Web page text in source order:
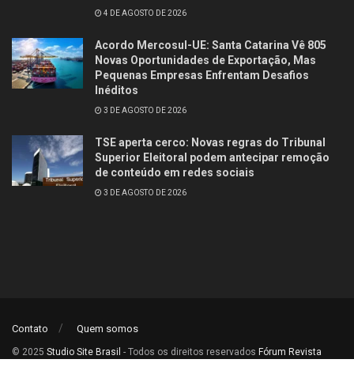
4 DE AGOSTO DE 2026
Acordo Mercosul-UE: Santa Catarina Vê 805
Novas Oportunidades de Exportação, Mas
Pequenas Empresas Enfrentam Desafios
Inéditos
3 DE AGOSTO DE 2026
TSE aperta cerco: Novas regras do Tribunal
Superior Eleitoral podem antecipar remoção
de conteúdo em redes sociais
3 DE AGOSTO DE 2026
Contato Quem somos
© 2025 Studio Site Brasil - Todos os direitos reservados Fórum Revista